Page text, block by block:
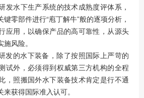
发水下生产系统的技术成熟度评体系，
零部件进行“庖丁解牛”般的逐项分析，
应用，以确保产品的高可靠性，从源头
风险。
发的水下装备，除了按照国际上严苛的
试外，必须得到权威第三方机构的全程
，照搬国外水下装备技术肯定是行不通
获得国际准入认可。